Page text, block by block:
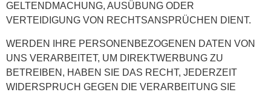
GELTENDMACHUNG, AUSÜBUNG ODER
VERTEIDIGUNG VON RECHTSANSPRÜCHEN DIENT.
WERDEN IHRE PERSONENBEZOGENEN DATEN VON
UNS VERARBEITET, UM DIREKTWERBUNG ZU
BETREIBEN, HABEN SIE DAS RECHT, JEDERZEIT
WIDERSPRUCH GEGEN DIE VERARBEITUNG SIE